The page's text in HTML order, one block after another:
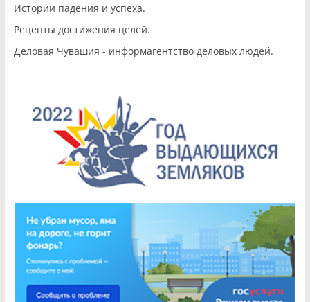
Истории падения и успеха.
Рецепты достижения целей.
Деловая Чувашия - информагентство деловых людей.